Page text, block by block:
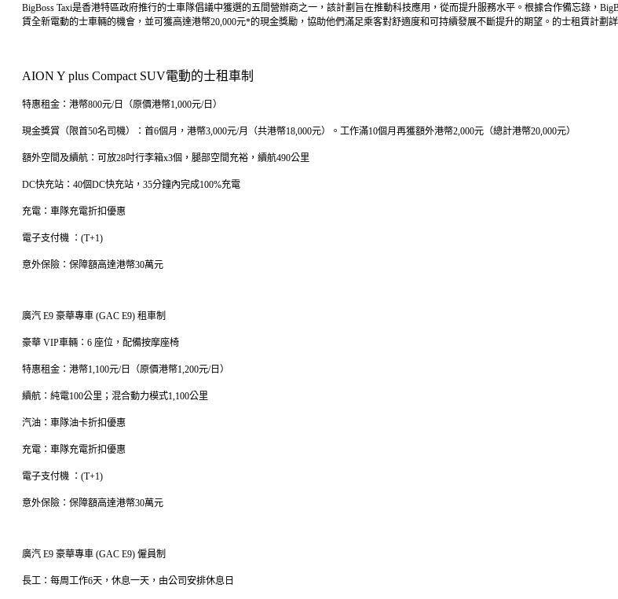
BigBoss Taxi是香港特區政府推行的士車隊倡議中獲選的五間營辦商之一，該計劃旨在推動科技應用，從而提升服務水平。根據合作備忘錄，
賃全新電動的士車輛的機會，並可獲高達港幣20,000元*的現金獎勵，協助他們滿足乘客對舒適度和可持續發展不斷提升的期望。的士租賃計劃詳
AION Y plus Compact SUV電動的士租車制
特惠租金：港幣800元/日（原價港幣1,000元/日）
現金獎賞（限首50名司機）：首6個月，港幣3,000元/月（共港幣18,000元）。工作滿10個月再獲額外港幣2,000元（總計港幣20,000元）
額外空間及續航：可放28吋行李箱x3個，腿部空間充裕，續航490公里
DC快充站：40個DC快充站，35分鐘內完成100%充電
充電：車隊充電折扣優惠
電子支付機 ：(T+1)
意外保險：保障額高達港幣30萬元
廣汽 E9 豪華專車 (GAC E9) 租車制
豪華 VIP車輛：6 座位，配備按摩座椅
特惠租金：港幣1,100元/日（原價港幣1,200元/日）
續航：純電100公里；混合動力模式1,100公里
汽油：車隊油卡折扣優惠
充電：車隊充電折扣優惠
電子支付機 ：(T+1)
意外保險：保障額高達港幣30萬元
廣汽 E9 豪華專車 (GAC E9) 僱員制
長工：每周工作6天，休息一天，由公司安排休息日